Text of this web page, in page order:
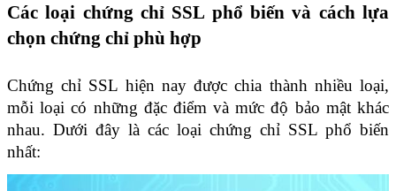
Các loại chứng chỉ SSL phổ biến và cách lựa
chọn chứng chỉ phù hợp
Chứng chỉ SSL hiện nay được chia thành nhiều loại,
mỗi loại có những đặc điểm và mức độ bảo mật khác
nhau. Dưới đây là các loại chứng chỉ SSL phổ biến
nhất: